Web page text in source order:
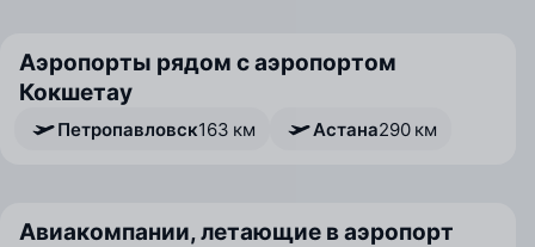
Аэропорты рядом с аэропортом
Кокшетау
Петропавловск163 км Астана290 км
Авиакомпании, летающие в аэропорт